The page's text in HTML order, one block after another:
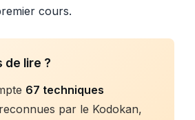
cours.
de lire ?
67 techniques
reconnues par le Kodokan,